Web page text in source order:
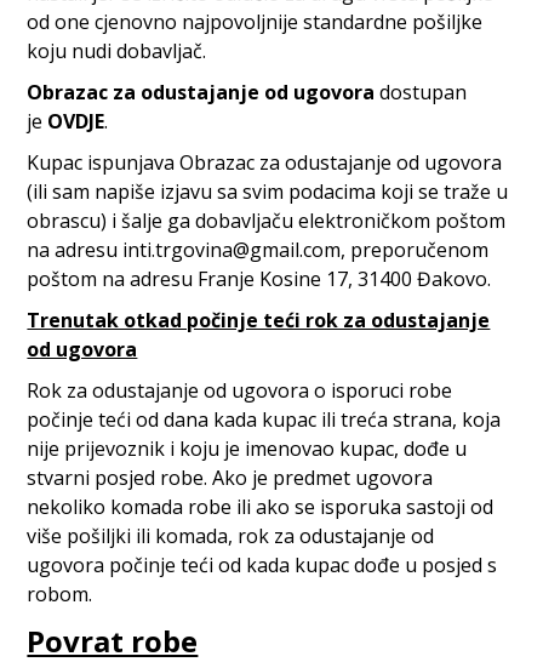
od one cjenovno najpovoljnije standardne pošiljke
koju nudi dobavljač.
Obrazac za odustajanje od ugovora dostupan
je OVDJE.
Kupac ispunjava Obrazac za odustajanje od ugovora
(ili sam napiše izjavu sa svim podacima koji se traže u
obrascu) i šalje ga dobavljaču elektroničkom poštom
na adresu inti.trgovina@gmail.com, preporučenom
poštom na adresu Franje Kosine 17, 31400 Đakovo.
Trenutak otkad počinje teći rok za odustajanje
od ugovora
Rok za odustajanje od ugovora o isporuci robe
počinje teći od dana kada kupac ili treća strana, koja
nije prijevoznik i koju je imenovao kupac, dođe u
stvarni posjed robe. Ako je predmet ugovora
nekoliko komada robe ili ako se isporuka sastoji od
više pošiljki ili komada, rok za odustajanje od
ugovora počinje teći od kada kupac dođe u posjed s
robom.
Povrat robe